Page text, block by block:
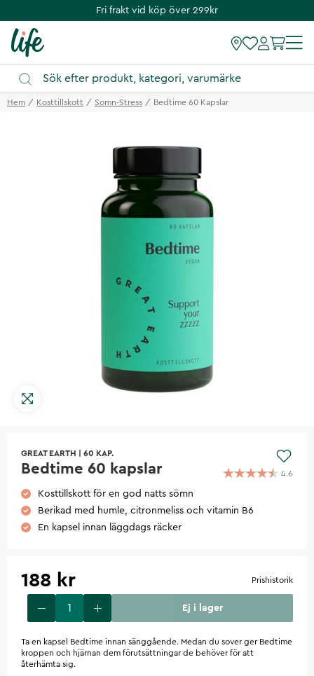
Fri frakt vid köp över 299kr
Hem Kosttillskott Somn-Stress Bedtime 60 Kapslar
GREAT EARTH 60 KAP.
Bedtime 60 kapslar 4.6
Kosttillskott för en god natts sömn
Berikad med humle, citronmeliss och vitamin B6
En kapsel innan läggdags räcker
188 kr Prishistorik
Ej i lager
Ta en kapsel Bedtime innan sänggående. Medan du sover ger Bedtime
kroppen och hjärnan dem förutsättningar de behöver för att
återhämta sig.